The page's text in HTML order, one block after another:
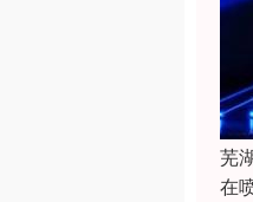
芜
在